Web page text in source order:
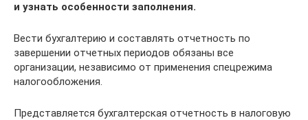
и узнать особенности заполнения.
Вести бухгалтерию и составлять отчетность по
завершении отчетных периодов обязаны все
организации, независимо от применения спецрежима
налогообложения.
Представляется бухгалтерская отчетность в налоговую